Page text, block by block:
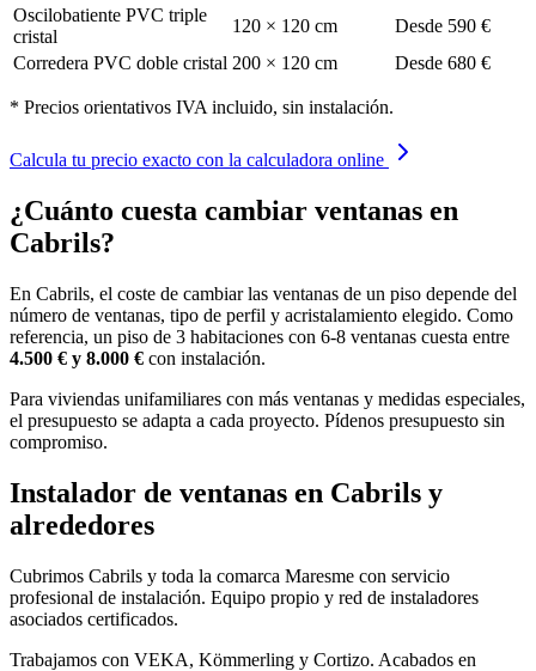
Oscilobatiente PVC triple
cristal
120 × 120 cm
Desde 590 €
Corredera PVC doble cristal 200 × 120 cm Desde 680 €
* Precios orientativos IVA incluido, sin instalación.
Calcula tu precio exacto con la calculadora online
¿Cuánto cuesta cambiar ventanas en
Cabrils?
En Cabrils, el coste de cambiar las ventanas de un piso depende del
número de ventanas, tipo de perfil y acristalamiento elegido. Como
referencia, un piso de 3 habitaciones con 6-8 ventanas cuesta entre
4.500 € y 8.000 € con instalación.
Para viviendas unifamiliares con más ventanas y medidas especiales,
el presupuesto se adapta a cada proyecto. Pídenos presupuesto sin
compromiso.
Instalador de ventanas en Cabrils y
alrededores
Cubrimos Cabrils y toda la comarca Maresme con servicio
profesional de instalación. Equipo propio y red de instaladores
asociados certificados.
Trabajamos con VEKA, Kömmerling y Cortizo. Acabados en